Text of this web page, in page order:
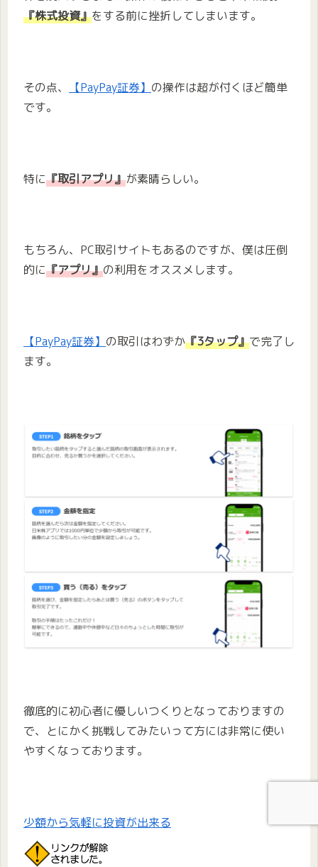
『株式投資』をする前に挫折してしまいます。
その点、 【PayPay証券】 の操作は超が付くほど簡単
です。
特に『取引アプリ』が素晴らしい。
もちろん、PC取引サイトもあるのですが、僕は圧倒
的に『アプリ』の利用をオススメします。
【PayPay証券】 の取引はわずか『3タップ』で完了し
ます。
徹底的に初心者に優しいつくりとなっておりますの
で、とにかく挑戦してみたいって方には非常に使い
やすくなっております。
少額から気軽に投資が出来る